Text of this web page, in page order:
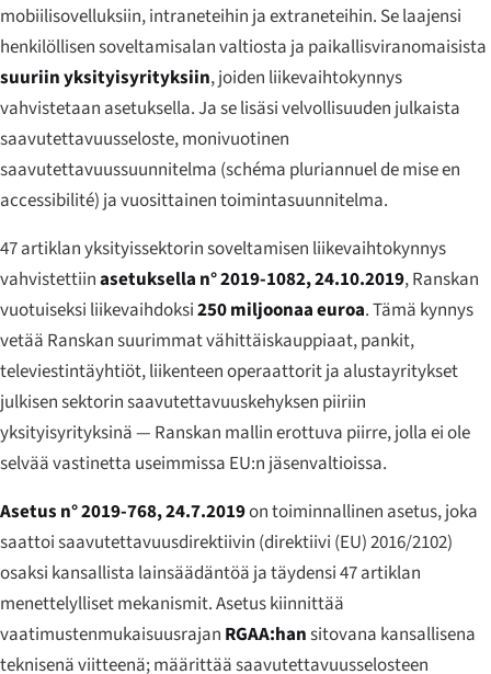
mobiilisovelluksiin, intraneteihin ja extraneteihin. Se laajensi
henkilöllisen soveltamisalan valtiosta ja paikallisviranomaisista
suuriin yksityisyrityksiin, joiden liikevaihtokynnys
vahvistetaan asetuksella. Ja se lisäsi velvollisuuden julkaista
saavutettavuusseloste,monivuotinen
saavutettavuussuunnitelma (schéma pluriannuel de mise en
accessibilité) javuosittainen toimintasuunnitelma.
47 artiklan yksityissektorin soveltamisen liikevaihtokynnys
vahvistettiinasetuksella n° 2019-1082, 24.10.2019, Ranskan
vuotuiseksi liikevaihdoksi250 miljoonaa euroa. Tämä kynnys
vetää Ranskan suurimmat vähittäiskauppiaat, pankit,
televiestintäyhtiöt, liikenteen operaattorit ja alustayritykset
julkisen sektorin saavutettavuuskehyksen piiriin
yksityisyrityksinä — Ranskan mallin erottuva piirre, jolla ei ole
selvää vastinetta useimmissa EU:n jäsenvaltioissa.
Asetus n° 2019-768, 24.7.2019on toiminnallinen asetus, joka
saattoi saavutettavuusdirektiivin (direktiivi (EU) 2016/2102)
osaksi kansallista lainsäädäntöä ja täydensi 47 artiklan
menettelylliset mekanismit. Asetus kiinnittää
vaatimustenmukaisuusrajan RGAA:hansitovana kansallisena
teknisenä viitteenä; määrittää saavutettavuusselosteen